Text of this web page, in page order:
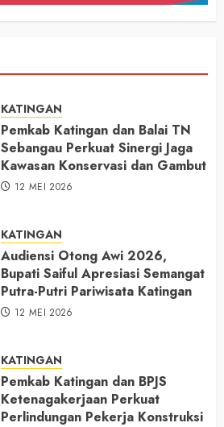
KATINGAN
Pemkab Katingan dan Balai TN
Sebangau Perkuat Sinergi Jaga
Kawasan Konservasi dan Gambut
12 MEI 2026
KATINGAN
Audiensi Otong Awi 2026,
Bupati Saiful Apresiasi Semangat
Putra-Putri Pariwisata Katingan
12 MEI 2026
KATINGAN
Pemkab Katingan dan BPJS
Ketenagakerjaan Perkuat
Perlindungan Pekerja Konstruksi